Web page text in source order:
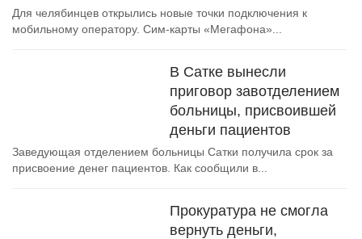
Для челябинцев открылись новые точки подключения к
мобильному оператору. Сим-карты «Мегафона»...
В Сатке вынесли
приговор завотделением
больницы, присвоившей
деньги пациентов
Заведующая отделением больницы Сатки получила срок за
присвоение денег пациентов. Как сообщили в...
Прокуратура не смогла
вернуть деньги,